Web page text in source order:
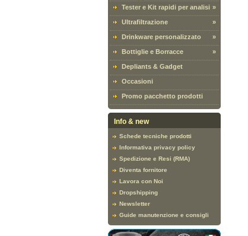
Tester e Kit rapidi per analisi »
Ultrafiltrazione »
Drinkware personalizzato »
Bottiglie e Borracce »
Depliants & Gadget
Occasioni
Promo pacchetto prodotti
Info & new
Schede tecniche prodotti
Informativa privacy policy
Spedizione e Resi (RMA)
Diventa fornitore
Lavora con Noi
Dropshipping
Newsletter
Guide manutenzione e consigli